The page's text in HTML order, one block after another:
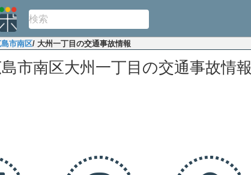
市南区/ 大州一丁目の交通事故情報
市南区大州一丁目の交通事故情報